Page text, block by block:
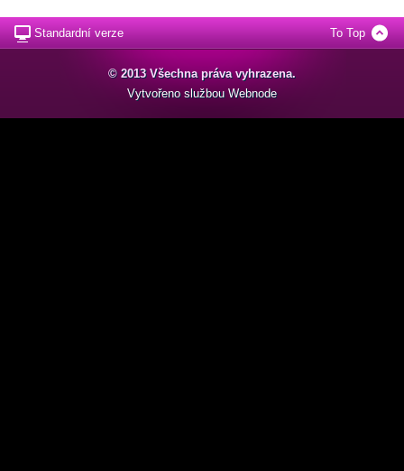
Standardní verze To Top
© 2013 Všechna práva vyhrazena.
Vytvořeno službou Webnode